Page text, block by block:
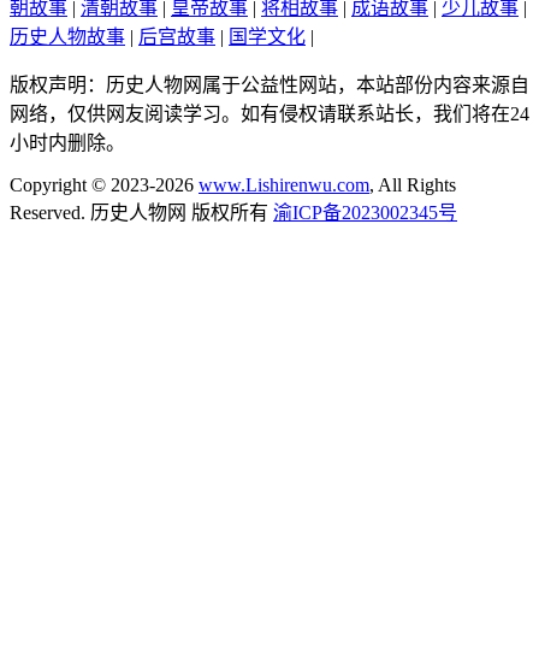
朝故事 | 清朝故事 | 皇帝故事 | 将相故事 | 成语故事 | 少儿故事 |
历史人物故事 | 后宫故事 | 国学文化 |
版权声明：历史人物网属于公益性网站，本站部份内容来源自
网络，仅供网友阅读学习。如有侵权请联系站长，我们将在24
小时内删除。
Copyright © 2023-2026 www.Lishirenwu.com, All Rights
Reserved. 历史人物网 版权所有 渝ICP备2023002345号